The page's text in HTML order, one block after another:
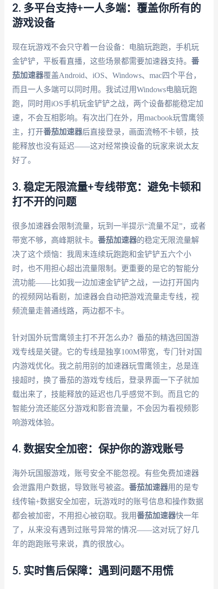
2. 多平台支持+一人多端：覆盖你所有的
游戏设备
现在玩游戏不会只守着一台设备：电脑玩跑跑，手机玩
金铲铲，平板看直播，这些场景都需要加速器支持。 番
茄加速器覆盖Android、iOS、Windows、mac四个平台，
而且一人多端可以同时用。我试过用Windows电脑玩跑
跑，同时用iOS手机玩金铲铲之战，两个设备都能稳定加
速，不会互相影响。有次出门在外，用macbook玩雪鹰领
主，打开番茄加速器后直接登录，画面流畅不卡顿，技
能释放也没有延迟——这对经常换设备的玩家来说太友
好了。
3. 稳定无限流量+专线带宽：避免卡顿和
打不开的问题
很多加速器会限制流量，玩到一半提示“流量不足”，或者
带宽不够，高峰期就卡。 番茄加速器的稳定无限流量解
决了这个烦恼：我周末连续玩跑跑和金铲铲五六个小
时，也不用担心超出流量限制。更重要的是它的智能分
流功能——比如我一边加速金铲铲之战，一边打开国内
的视频网站看剧，加速器会自动把游戏流量走专线，视
频流量走普通线路，两边都不卡。
针对国外玩雪鹰领主打不开怎么办？番茄的精选回国游
戏专线是关键。它的专线是独享100M带宽，专门针对国
内游戏优化。我之前用别的加速器玩雪鹰领主，总是连
接超时，换了番茄的游戏专线后，登录界面一下子就加
载出来了，技能释放的延迟也几乎感觉不到。而且它的
智能分流还能区分游戏和影音流量，不会因为看视频影
响游戏体验。
4. 数据安全加密：保护你的游戏账号
海外玩国服游戏，账号安全不能忽视。有些免费加速器
会泄露用户数据，导致账号被盗。 番茄加速器用的是专
线传输+数据安全加密，玩游戏时的账号信息和操作数据
都会被加密，不用担心被窃取。我用番茄加速器快一年
了，从来没有遇到过账号异常的情况——这对玩了好几
年的跑跑账号来说，真的很放心。
5. 实时售后保障：遇到问题不用慌